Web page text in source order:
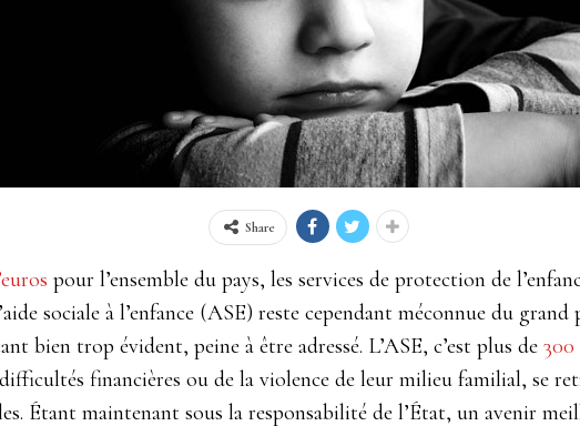
Share
pour l’ensemble du pays, les services de protection de
sociale à l’enfance (ASE) reste cependant méconnue du
bien trop évident, peine à être adressé. L’ASE, c’est plus de 300
financières ou de la violence de leur milieu familial, se
Étant maintenant sous la responsabilité de l’État, un avenir